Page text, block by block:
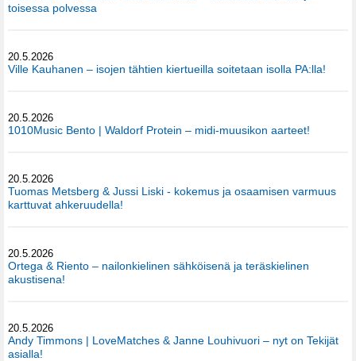
toisessa polvessa
20.5.2026
Ville Kauhanen – isojen tähtien kiertueilla soitetaan isolla PA:lla!
20.5.2026
1010Music Bento | Waldorf Protein – midi-muusikon aarteet!
20.5.2026
Tuomas Metsberg & Jussi Liski - kokemus ja osaamisen varmuus
karttuvat ahkeruudella!
20.5.2026
Ortega & Riento – nailonkielinen sähköisenä ja teräskielinen
akustisena!
20.5.2026
Andy Timmons | LoveMatches & Janne Louhivuori – nyt on Tekijät
asialla!